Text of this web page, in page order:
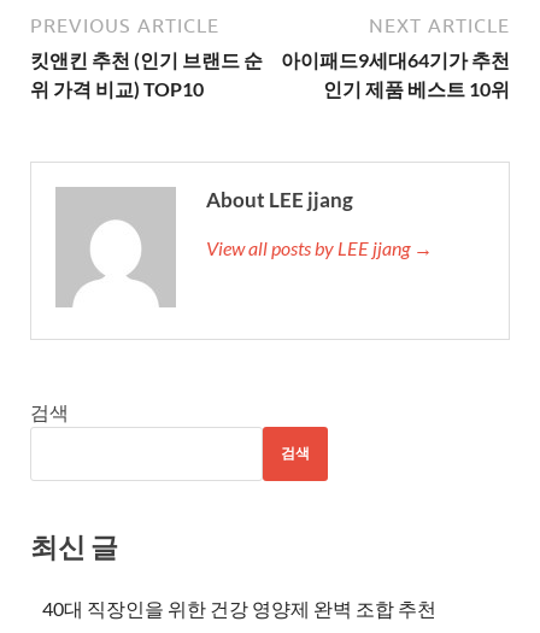
PREVIOUS ARTICLE
킷앤킨 추천 (인기 브랜드 순
위 가격 비교) TOP10
NEXT ARTICLE
아이패드9세대64기가 추천
인기 제품 베스트 10위
About LEE jjang
View all posts by LEE jjang →
검색
검색
최신 글
40대 직장인을 위한 건강 영양제 완벽 조합 추천